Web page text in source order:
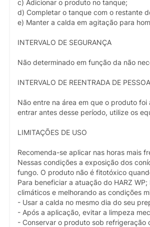
c) Adicionar o produto no tanque;
d) Completar o tanque com o restante
e) Manter a calda em agitação para
INTERVALO DE SEGURANÇA
Não determinado em função da não
INTERVALO DE REENTRADA DE
Não entre na área em que o produto
entrar antes desse período, utilize os
LIMITAÇÕES DE USO
Recomenda-se aplicar nas horas mais
Nessas condições a exposição dos
fungo. O produto não é fitotóxico
Para beneficiar a atuação do HARZ
climáticos e melhorando as condições
- Usar a calda no mesmo dia do seu
- Após a aplicação, evitar a limpeza
- Conservar o produto sob refrigeração